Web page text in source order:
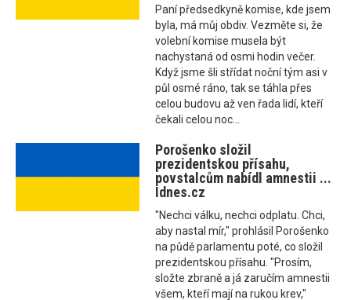
Paní předsedkyně komise, kde jsem
byla, má můj obdiv. Vezměte si, že
volební komise musela být
nachystaná od osmi hodin večer.
Když jsme šli střídat noční tým asi v
půl osmé ráno, tak se táhla přes
celou budovu až ven řada lidí, kteří
čekali celou noc...
Porošenko složil
prezidentskou přísahu,
povstalcům nabídl amnestii ...
Idnes.cz
"Nechci válku, nechci odplatu. Chci,
aby nastal mír," prohlásil Porošenko
na půdě parlamentu poté, co složil
prezidentskou přísahu. "Prosím,
složte zbraně a já zaručím amnestii
všem, kteří mají na rukou krev,"